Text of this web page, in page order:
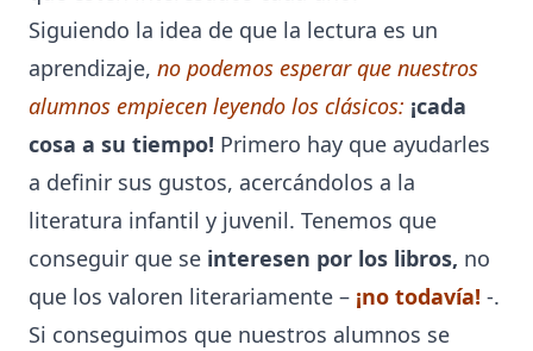
Siguiendo la idea de que la lectura es un
aprendizaje, no podemos esperar que nuestros
alumnos empiecen leyendo los clásicos: ¡cada
cosa a su tiempo! Primero hay que ayudarles
a definir sus gustos, acercándolos a la
literatura infantil y juvenil. Tenemos que
conseguir que se interesen por los libros, no
que los valoren literariamente – ¡no todavía! -.
Si conseguimos que nuestros alumnos se